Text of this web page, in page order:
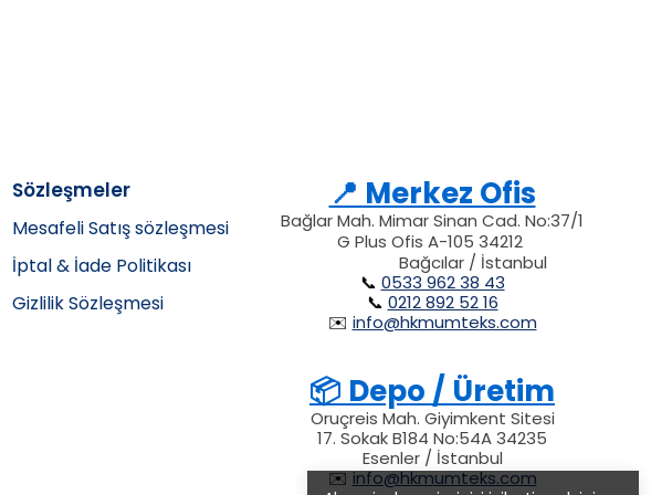
Sözleşmeler
Mesafeli Satış sözleşmesi
İptal & İade Politikası
Gizlilik Sözleşmesi
📍 Merkez Ofis
Bağlar Mah. Mimar Sinan Cad. No:37/1
G Plus Ofis A-105 34212
Bağcılar / İstanbul
📞 0533 962 38 43
📞 0212 892 52 16
✉️ info@hkmumteks.com
📦 Depo / Üretim
Oruçreis Mah. Giyimkent Sitesi
17. Sokak B184 No:54A 34235
Esenler / İstanbul
✉️info@hkmumteks.com